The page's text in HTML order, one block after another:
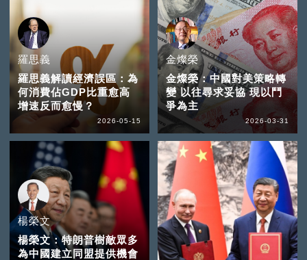
羅思義
羅思義解讀經濟誤區：為
何消費佔GDP比重愈高
增速反而愈慢？
2026-05-15
金燦榮
金燦榮：中國對美策略轉
變 以往尋求妥協 現以鬥
爭為主
2026-03-31
楊榮文
楊榮文：特朗普樹敵眾多
為中國建立同盟提供機會